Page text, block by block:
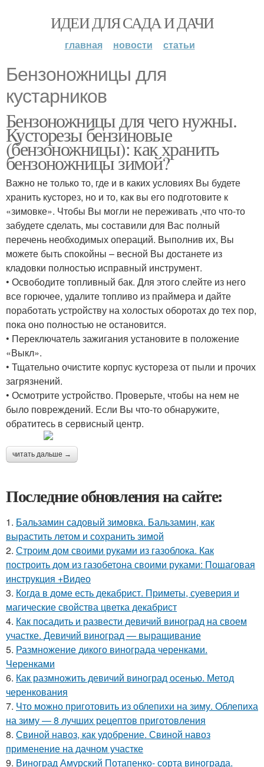
ИДЕИ ДЛЯ САДА И ДАЧИ
главная новости статьи
Бензоножницы для
кустарников
Бензоножницы для чего нужны.
Кусторезы бензиновые
(бензоножницы): как хранить
бензоножницы зимой?
Важно не только то, где и в каких условиях Вы будете
хранить кусторез, но и то, как вы его подготовите к
«зимовке». Чтобы Вы могли не переживать ,что что-то
забудете сделать, мы составили для Вас полный
перечень необходимых операций. Выполнив их, Вы
можете быть спокойны – весной Вы достанете из
кладовки полностью исправный инструмент.
• Освободите топливный бак. Для этого слейте из него
все горючее, удалите топливо из праймера и дайте
поработать устройству на холостых оборотах до тех пор,
пока оно полностью не остановится.
• Переключатель зажигания установите в положение
«Выкл».
• Тщательно очистите корпус кустореза от пыли и прочих
загрязнений.
• Осмотрите устройство. Проверьте, чтобы на нем не
было повреждений. Если Вы что-то обнаружите,
обратитесь в сервисный центр.
читать дальше →
Последние обновления на сайте:
1. Бальзамин садовый зимовка. Бальзамин, как
вырастить летом и сохранить зимой
2. Строим дом своими руками из газоблока. Как
построить дом из газобетона своими руками: Пошаговая
инструкция +Видео
3. Когда в доме есть декабрист. Приметы, суеверия и
магические свойства цветка декабрист
4. Как посадить и развести девичий виноград на своем
участке. Девичий виноград — выращивание
5. Размножение дикого винограда черенками.
Черенками
6. Как размножить девичий виноград осенью. Метод
черенкования
7. Что можно приготовить из облепихи на зиму. Облепиха
на зиму — 8 лучших рецептов приготовления
8. Свиной навоз, как удобрение. Свиной навоз
применение на дачном участке
9. Виноград Амурский Потапенко- сорта винограда.